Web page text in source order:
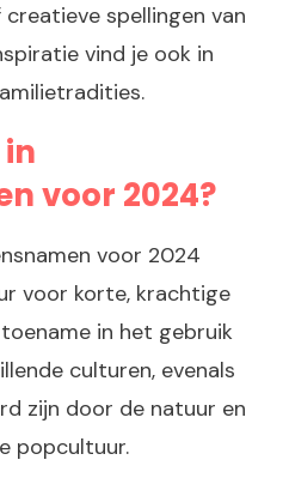
spellingen van
vind je ook in
voor 2024?
voor 2024
voor korte, krachtige
in het gebruik
culturen, evenals
zijn door de natuur en
popcultuur.